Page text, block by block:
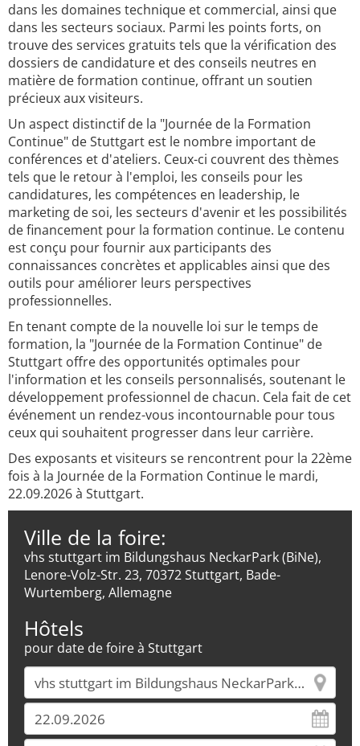
dans les domaines technique et commercial, ainsi que
dans les secteurs sociaux. Parmi les points forts, on
trouve des services gratuits tels que la vérification des
dossiers de candidature et des conseils neutres en
matière de formation continue, offrant un soutien
précieux aux visiteurs.
Un aspect distinctif de la "Journée de la Formation
Continue" de Stuttgart est le nombre important de
conférences et d'ateliers. Ceux-ci couvrent des thèmes
tels que le retour à l'emploi, les conseils pour les
candidatures, les compétences en leadership, le
marketing de soi, les secteurs d'avenir et les possibilités
de financement pour la formation continue. Le contenu
est conçu pour fournir aux participants des
connaissances concrètes et applicables ainsi que des
outils pour améliorer leurs perspectives
professionnelles.
En tenant compte de la nouvelle loi sur le temps de
formation, la "Journée de la Formation Continue" de
Stuttgart offre des opportunités optimales pour
l'information et les conseils personnalisés, soutenant le
développement professionnel de chacun. Cela fait de cet
événement un rendez-vous incontournable pour tous
ceux qui souhaitent progresser dans leur carrière.
Des exposants et visiteurs se rencontrent pour la 22ème
fois à la Journée de la Formation Continue le mardi,
22.09.2026 à Stuttgart.
Ville de la foire:
vhs stuttgart im Bildungshaus NeckarPark (BiNe),
Lenore-Volz-Str. 23, 70372 Stuttgart, Bade-
Wurtemberg, Allemagne
Hôtels
pour date de foire à Stuttgart